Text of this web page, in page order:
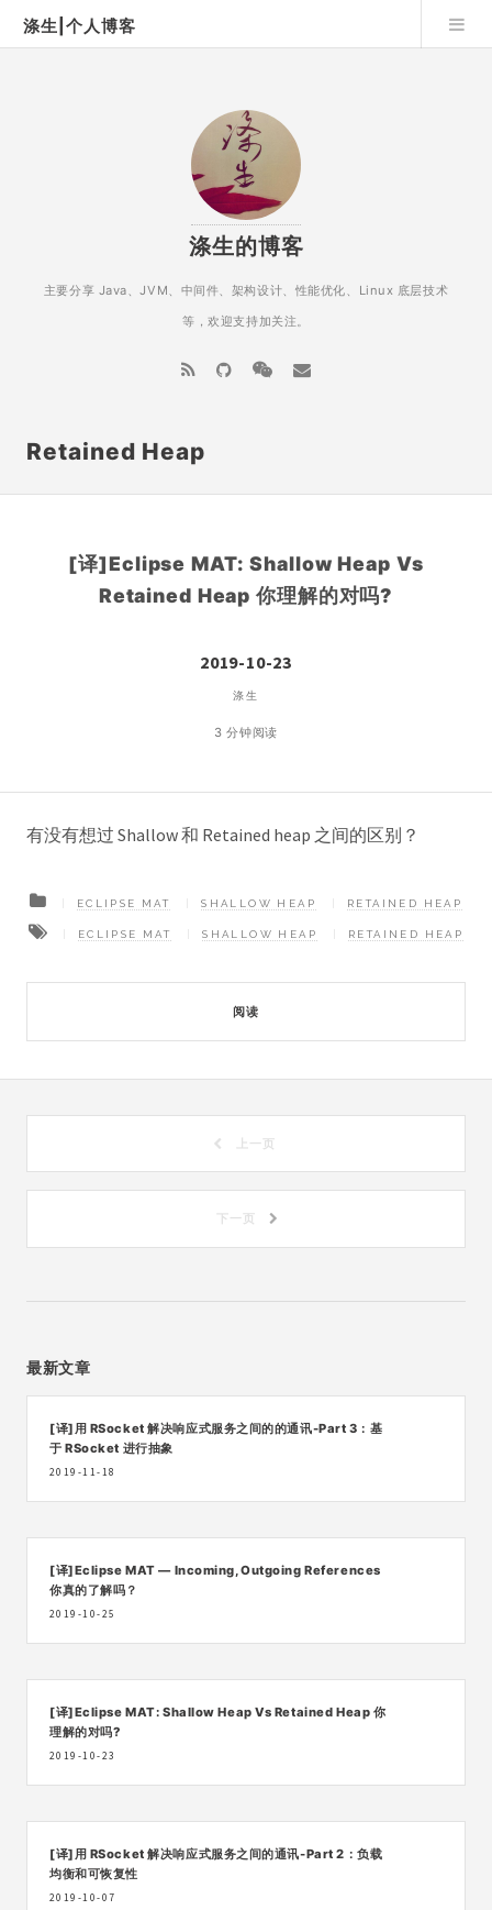
涤生|个人博客
涤生的博客
主要分享 Java、JVM、中间件、架构设计、性能优化、Linux 底层技术
等，欢迎支持加关注。
Retained Heap
[译]Eclipse MAT: Shallow Heap Vs
Retained Heap 你理解的对吗?
2019-10-23
涤生
3 分钟阅读
有没有想过 Shallow 和 Retained heap 之间的区别？
阅读
ECLIPSE MAT SHALLOW HEAP RETAINED HEAP
ECLIPSE MAT SHALLOW HEAP RETAINED HEAP
上一页
下一页
最新文章
[译]用 RSocket 解决响应式服务之间的的通讯-Part 3：基
于 RSocket 进行抽象
2019-11-18
[译]Eclipse MAT — Incoming, Outgoing References
你真的了解吗？
2019-10-25
[译]Eclipse MAT: Shallow Heap Vs Retained Heap 你
理解的对吗?
2019-10-23
[译]用 RSocket 解决响应式服务之间的通讯-Part 2：负载
均衡和可恢复性
2019-10-07